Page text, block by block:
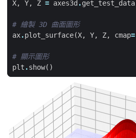
X, Y, Z = axes3d .get_test_data
# 繪製 3D 曲面圖形
ax.plot_surface(X, Y, Z, cmap=
# 顯示圖形
plt .show()